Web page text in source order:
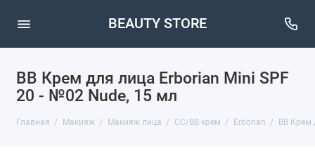
BEAUTY STORE
BB Крем для лица Erborian Mini SPF
20 - №02 Nude, 15 мл
Главная Макияж Макияж лица CC/BB крем Erborian BB Крем